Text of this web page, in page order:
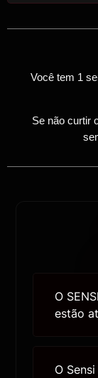
Você tem 1
Se não curtir
O
estão
O